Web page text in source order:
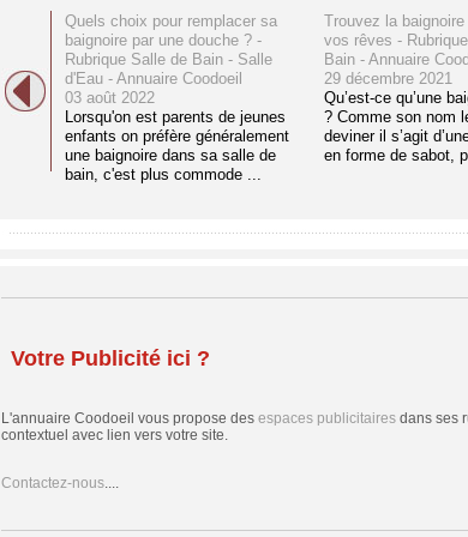
Quels choix pour remplacer sa
baignoire par une douche ? -
Rubrique Salle de Bain - Salle
d'Eau - Annuaire Coodoeil
03 août 2022
Lorsqu'on est parents de jeunes
enfants on préfère généralement
une baignoire dans sa salle de
bain, c'est plus commode ...
Trouvez la
vos rêves -
Bain - Annuaire
29 décembre 2021
Qu’est-ce qu’une
? Comme son nom
deviner il s’agit
en forme de sabot,
Votre Publicité ici ?
L'annuaire Coodoeil vous propose des espaces publicitairesdans ses
contextuel avec lien vers votre site.
Contactez-nous....